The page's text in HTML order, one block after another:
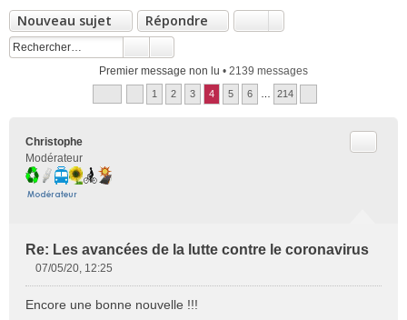
Nouveau sujet Répondre
Premier message non lu • 2139 messages
1 2 3 4 5 6 214
Christophe
Modérateur
Re: Les avancées de la lutte contre le coronavirus
s
07/05/20, 12:25
Encore une bonne nouvelle !!!